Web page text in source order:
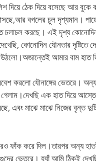
দিয়ে ঠেক দিয়ে বসেছে আর
বগলের চুল দৃশ্যমান।
চলাচল করছে। এই দৃশ্য
কোনোদিন যৌনতার দৃষ্টিতে
উঠলো।অজান্তেই আমার বাম হাত
করলো যৌনাঙ্গের ভেতরে।
এক হাত দিয়ে
এবং মাঝে মাঝে নিজের বৃন্ত
ফাঁক করে দিল।তারপর অন্য
ভেতরে। হ্যাঁ আমি ঠিকই